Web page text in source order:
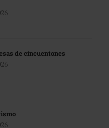
de cincuentones